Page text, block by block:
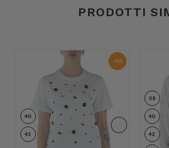
PRODOTTI
-50
40
42
38
40
42